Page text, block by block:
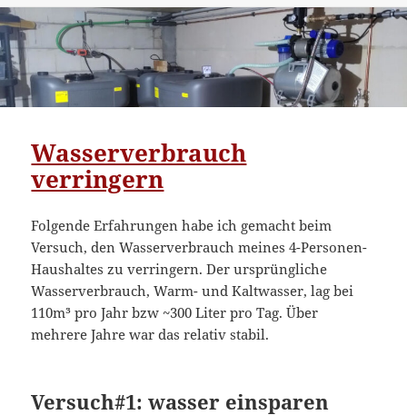
Wasserverbrauch
verringern
Folgende Erfahrungen habe ich gemacht beim
Versuch, den Wasserverbrauch meines 4-Personen-
Haushaltes zu verringern. Der ursprüngliche
Wasserverbrauch, Warm- und Kaltwasser, lag bei
110m³ pro Jahr bzw ~300 Liter pro Tag. Über
mehrere Jahre war das relativ stabil.
Versuch#1: wasser einsparen